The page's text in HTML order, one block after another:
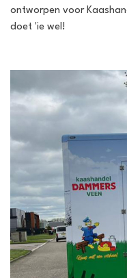
ontworpen voor
doet 'ie wel!